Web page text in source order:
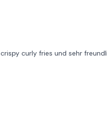
curly fries und sehr